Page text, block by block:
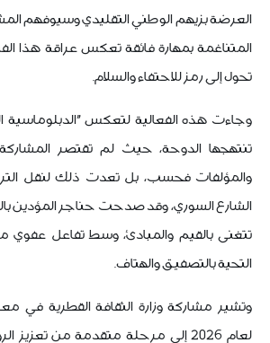
العرضة بزيهم الوطني التقليدي وسيوفهم
المتناغمة بمهارة فائقة تعكس عراقة هذا
تحول إلى رمز للاحتفاء والسلام.
وجاءت هذه الفعالية لتعكس "الدبلوماسية
تنتهجها الدوحة، حيث لم تقتصر
والمؤلفات فحسب، بل تعدت ذلك لنقل
الشارع السوري، وقد صدحت حناجر المؤدين
تتغنى بالقيم والمبادئ، وسط تفاعل عفوي
التحية بالتصفيق والهتاف.
وتشير مشاركة وزارة الثقافة القطرية
لعام 2026 إلى مرحلة متقدمة من تعزيز